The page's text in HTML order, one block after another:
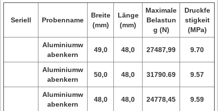
Seriell Probenname
Breite
(mm)
Länge
(mm)
Maximale
Belastun
g (N)
Druckfe
stigkeit
(MPa)
Aluminiumw
abenkern
49,0 48,0 27487,99 9.70
Aluminiumw
abenkern
50,0 48,0 31790.69 9.57
Aluminiumw
abenkern
48,0 48,0 24778,45 9.59